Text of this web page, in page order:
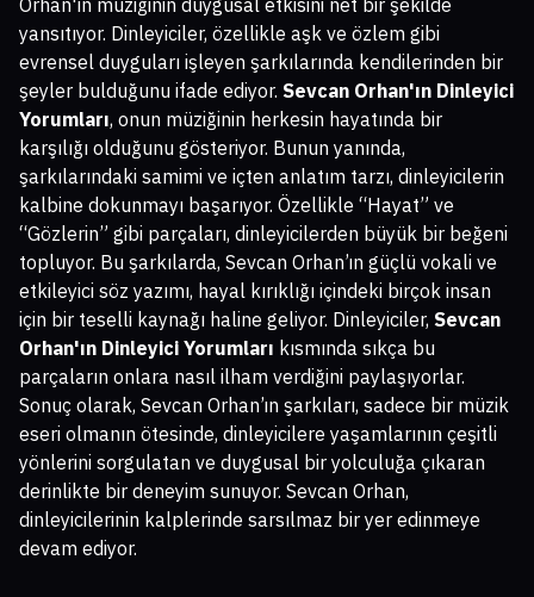
Orhan'ın müziğinin duygusal etkisini net bir şekilde
yansıtıyor. Dinleyiciler, özellikle aşk ve özlem gibi
evrensel duyguları işleyen şarkılarında kendilerinden bir
şeyler bulduğunu ifade ediyor. Sevcan Orhan'ın Dinleyici
Yorumları, onun müziğinin herkesin hayatında bir
karşılığı olduğunu gösteriyor. Bunun yanında,
şarkılarındaki samimi ve içten anlatım tarzı, dinleyicilerin
kalbine dokunmayı başarıyor. Özellikle “Hayat” ve
“Gözlerin” gibi parçaları, dinleyicilerden büyük bir beğeni
topluyor. Bu şarkılarda, Sevcan Orhan’ın güçlü vokali ve
etkileyici söz yazımı, hayal kırıklığı içindeki birçok insan
için bir teselli kaynağı haline geliyor. Dinleyiciler, Sevcan
Orhan'ın Dinleyici Yorumları kısmında sıkça bu
parçaların onlara nasıl ilham verdiğini paylaşıyorlar.
Sonuç olarak, Sevcan Orhan’ın şarkıları, sadece bir müzik
eseri olmanın ötesinde, dinleyicilere yaşamlarının çeşitli
yönlerini sorgulatan ve duygusal bir yolculuğa çıkaran
derinlikte bir deneyim sunuyor. Sevcan Orhan,
dinleyicilerinin kalplerinde sarsılmaz bir yer edinmeye
devam ediyor.